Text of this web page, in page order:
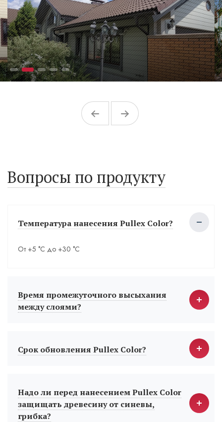
Вопросы по продукту
Температура нанесения Pullex Color?
От +5 °С до +30 °С
Время промежуточного высыхания
между слоями?
Срок обновления Pullex Color?
Надо ли перед нанесением Pullex Color
защищать древесину от синевы,
грибка?